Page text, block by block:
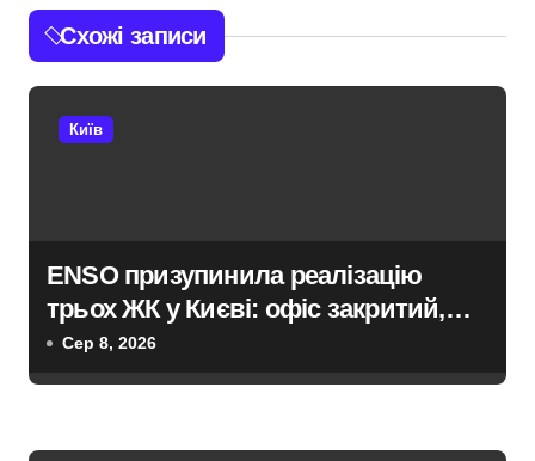
г
а
а
п
Схожі записи
Київ
ENSO призупинила реалізацію
трьох ЖК у Києві: офіс закритий,
телефони мовчать, керівник
Сер 8, 2026